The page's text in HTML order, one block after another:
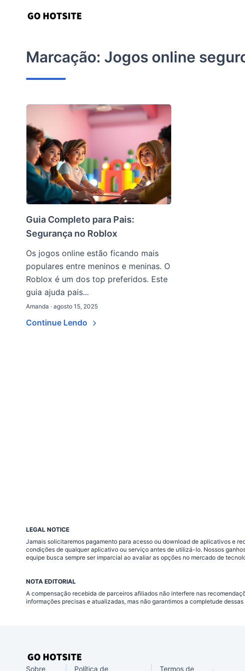
conteúdoMarcação: Jogos online
Guia Completo para Pais:
Segurança no Roblox
Os jogos online estão ficando mais
populares entre meninos e meninas. O
Roblox é um dos top preferidos. Este
guia ajuda pais...
Amanda · agosto 15, 2025
Continue Lendo
LEGAL NOTICE
Jamais solicitaremos pagamento para acesso ou download de aplicativos e
condições de qualquer aplicativo ou serviço antes de utilizá-lo. Nossos
equipe busca sempre ser imparcial ao avaliar as opções no mercado de
NOTA EDITORIAL
A compensação recebida de parceiros afiliados não interfere nas
informações precisas e atualizadas, mas não garantimos a completude
Sobre Política de Termos de